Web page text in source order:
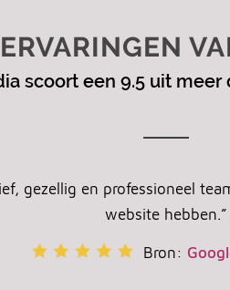
scoort een 9.5 uit meer
gezellig en professioneel
website hebben.”
Bron: